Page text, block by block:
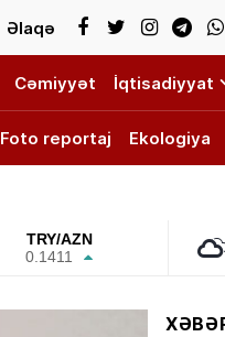
Əlaqə
Cəmiyyət İqtisadiyyat
Foto reportaj Ekologiya
TRY/AZN
0.1411